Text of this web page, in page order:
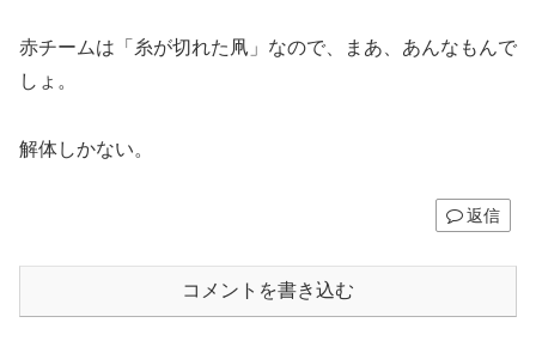
赤チームは「糸が切れた凧」なので、まあ、あんなもんで
しょ。
解体しかない。
返信
コメントを書き込む